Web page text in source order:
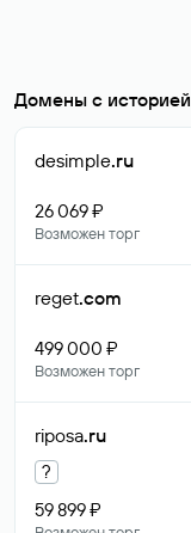
Домены с историей
desimple.ru
26 069 ₽
Возможен торг
reget.com
499 000 ₽
Возможен торг
riposa.ru
?
59 899 ₽